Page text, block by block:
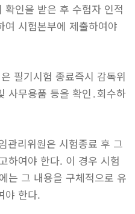
인을 받은 후 수험자 인적
여 시험본부에 제출하여야
필기시험 종료즉시 감독위
사무용품 등을 확인․회수하
관리위원은 시험종료 후 그
하여야 한다. 이 경우 시험
는 그 내용을 구체적으로 유
야 한다.